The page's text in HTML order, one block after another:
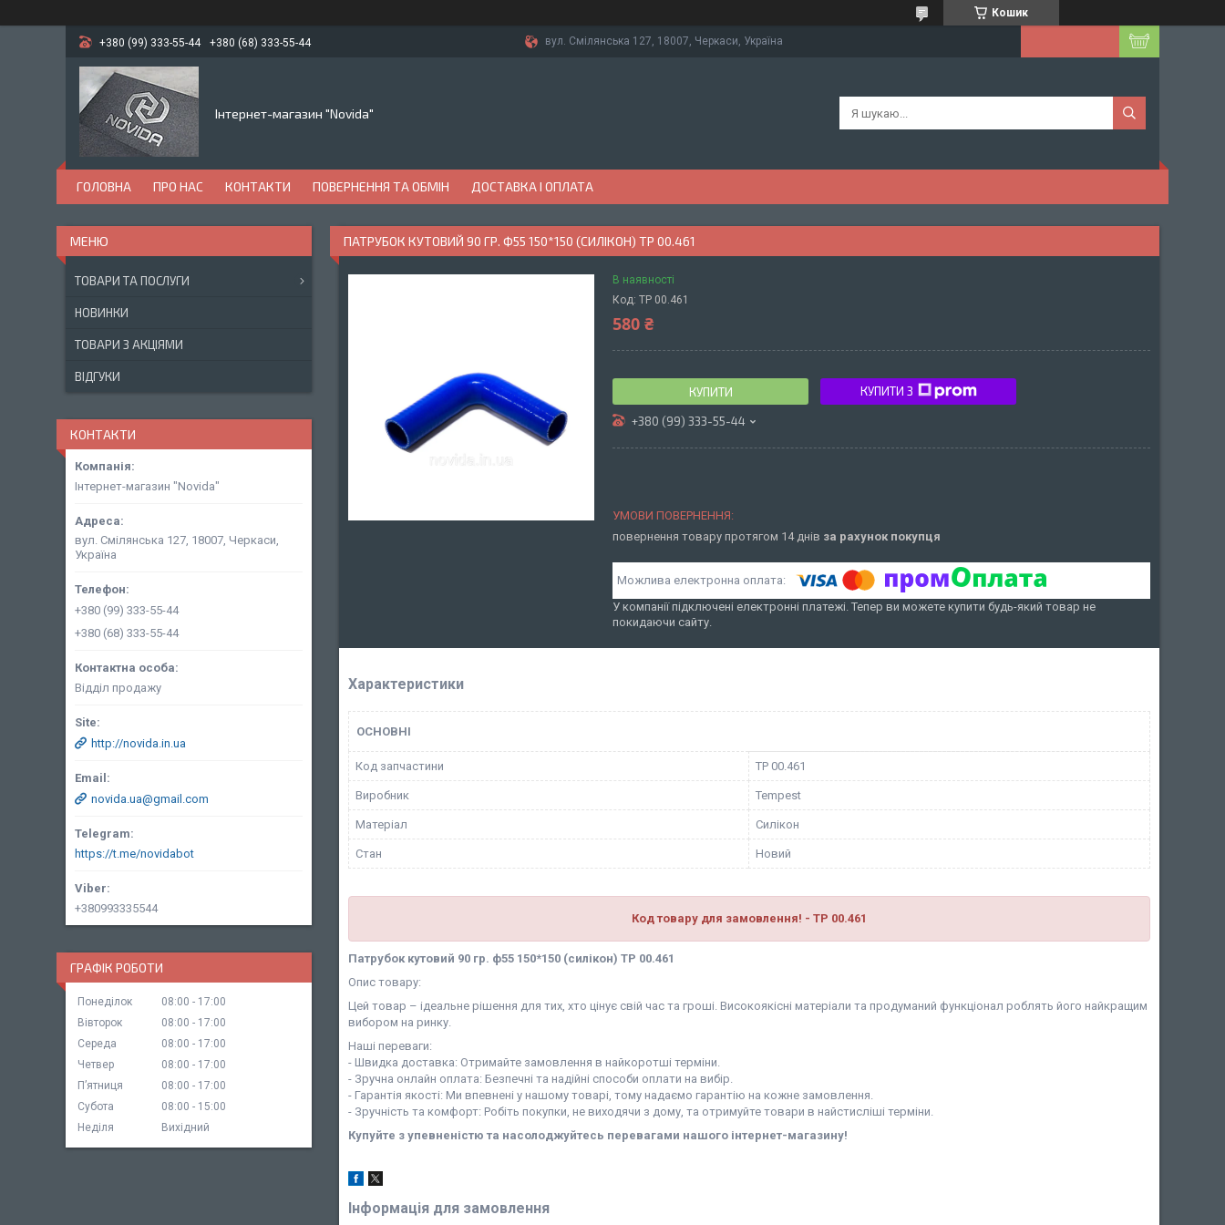
Кошик
+380 (99) 333-55-44 +380 (68) 333-55-44 вул. Смілянська 127, 18007, Черкаси, Україна
Інтернет-магазин "Novida"
ГОЛОВНА ПРО НАС КОНТАКТИ ПОВЕРНЕННЯ ТА ОБМІН ДОСТАВКА І ОПЛАТА
ПАТРУБОК КУТОВИЙ 90 ГР. Ф55 150*150 (СИЛІКОН) TP 00.461
В наявності
Код: TP 00.461
580 ₴
КУПИТИ КУПИТИ З
+380 (99) 333-55-44
повернення товару протягом 14 днів за рахунок покупця
У компанії підключені електронні платежі. Тепер ви можете купити будь-який товар не
покидаючи сайту.
Характеристики
ОСНОВНІ
Код запчастини TP 00.461
Виробник Tempest
Матеріал Силікон
Стан Новий
Код товару для замовлення! - TP 00.461
Патрубок кутовий 90 гр. ф55 150*150 (силікон) TP 00.461
Опис товару:
Цей товар – ідеальне рішення для тих, хто цінує свій час та гроші. Високоякісні матеріали та продуманий функціонал роблять його найкращим
вибором на ринку.
Наші переваги:
- Швидка доставка: Отримайте замовлення в найкоротші терміни.
- Зручна онлайн оплата: Безпечні та надійні способи оплати на вибір.
- Гарантія якості: Ми впевнені у нашому товарі, тому надаємо гарантію на кожне замовлення.
- Зручність та комфорт: Робіть покупки, не виходячи з дому, та отримуйте товари в найстисліші терміни.
Купуйте з упевненістю та насолоджуйтесь перевагами нашого інтернет-магазину!
Інформація для замовлення
ТОВАРИ ТА ПОСЛУГИ
НОВИНКИ
ТОВАРИ З АКЦІЯМИ
ВІДГУКИ
КОНТАКТИ
Інтернет-магазин "Novida"
вул. Смілянська 127, 18007, Черкаси,
Україна
+380 (99) 333-55-44
+380 (68) 333-55-44
Відділ продажу
http://novida.in.ua
novida.ua@gmail.com
https://t.me/novidabot
+380993335544
ГРАФІК РОБОТИ
Понеділок 08:00
17:00
Вівторок
08:00
17:00
Середа
08:00
17:00
Четвер
08:00
17:00
Пʼятниця
08:00
17:00
Субота
08:00
15:00
Неділя
Вихідний